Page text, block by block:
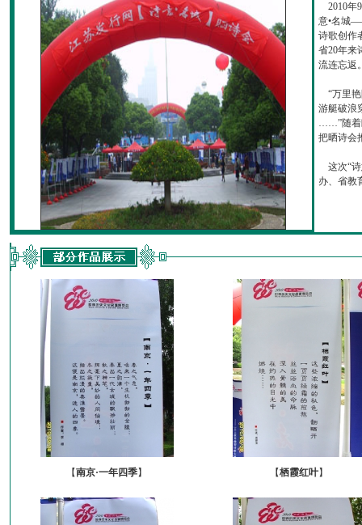
2010年
意•名城
诗歌创作
省20年来
流连忘返
“万里艳
游艇破浪
……”随着
把晒诗会
这次“诗
办、省教
【南京·一年四季】 【栖霞红叶】